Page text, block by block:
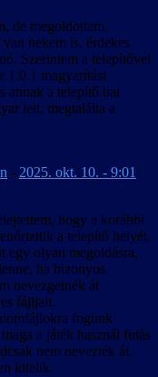
de megoldottam.
nekem is, érdekes
Szerintem a telepítővel
1.0.1 magyarítást
annak a telepítő.bat
lett, megtalálta a
- 2025. okt. 10. - 9:01
hogy a korábbi
a telepítő helyét,
egy olyan megoldásra,
ha bizonyos
nevezgetnék át
fájljait.
fogunk
a játék használ futás
nem nevezték át.
kitelik.